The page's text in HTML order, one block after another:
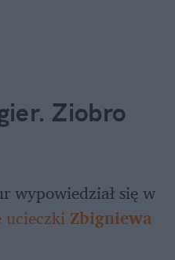
Ziobro
wypowiedział się w
ucieczki Zbigniewa